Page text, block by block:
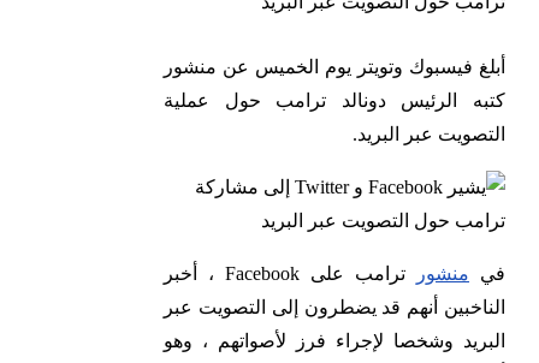
أبلغ فيسبوك وتويتر يوم الخميس عن منشور
كتبه الرئيس دونالد ترامب حول عملية
التصويت عبر البريد.
في منشور
ترامب على Facebook ، أخبر
الناخبين أنهم قد يضطرون إلى التصويت عبر
البريد وشخصا لإجراء فرز لأصواتهم ، وهو